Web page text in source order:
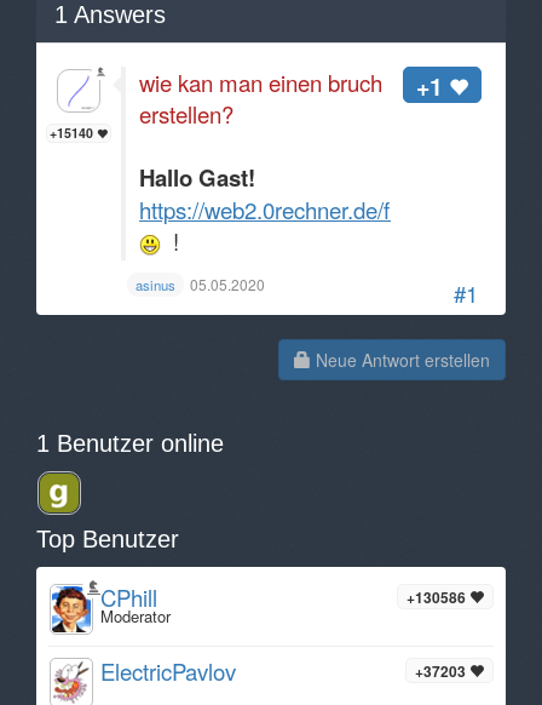
1 Answers
#1
+15140
+1
wie kan man einen bruch
erstellen?
Hallo Gast!
https://web2.0rechner.de/fragen/bruch_10
!
asinus 05.05.2020
Neue Antwort erstellen
1 Benutzer online
Top Benutzer
+130586
CPhill
Moderator
+37203
ElectricPavlov